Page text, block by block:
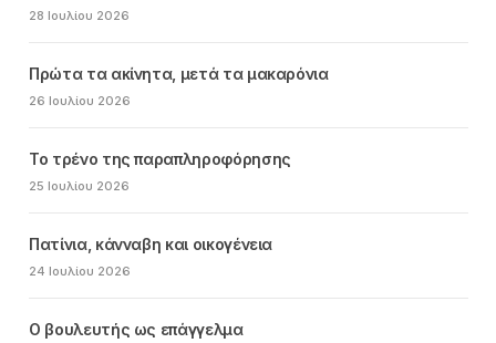
28 Ιουλίου 2026
Πρώτα τα ακίνητα, μετά τα μακαρόνια
26 Ιουλίου 2026
Το τρένο της παραπληροφόρησης
25 Ιουλίου 2026
Πατίνια, κάνναβη και οικογένεια
24 Ιουλίου 2026
Ο βουλευτής ως επάγγελμα